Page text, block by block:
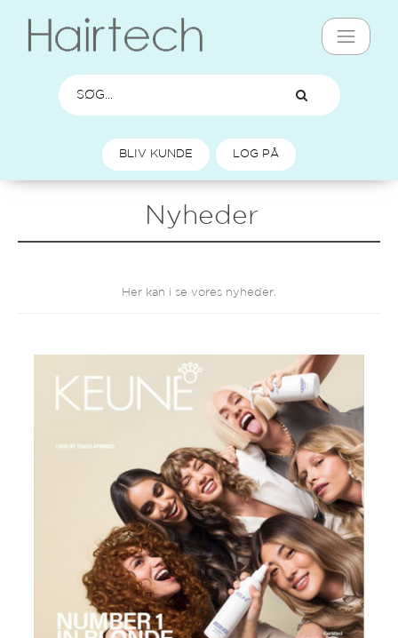
BLIV KUNDE LOG PÅ
Nyheder
Her kan i se vores nyheder.